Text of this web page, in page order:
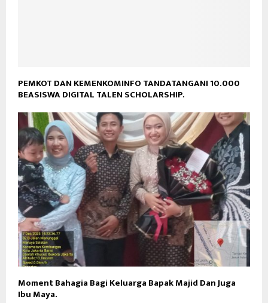
PEMKOT DAN KEMENKOMINFO TANDATANGANI 10.000
BEASISWA DIGITAL TALEN SCHOLARSHIP.
Moment Bahagia Bagi Keluarga Bapak Majid Dan Juga
Ibu Maya.